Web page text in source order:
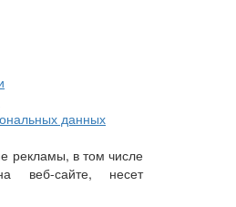
данных
рекламы, в том числе
веб-сайте, несет